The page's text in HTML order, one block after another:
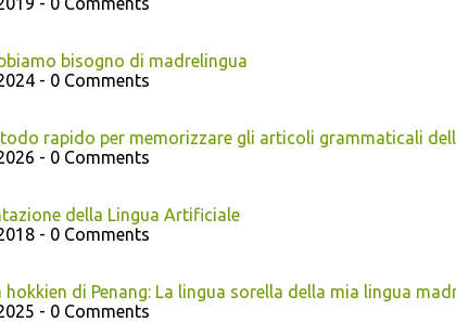
bisogno di madrelingua
- 0 Comments
rapido per memorizzare gli articoli grammaticali
- 0 Comments
della Lingua Artificiale
- 0 Comments
hokkien di Penang: La lingua sorella della mia lingua
- 0 Comments